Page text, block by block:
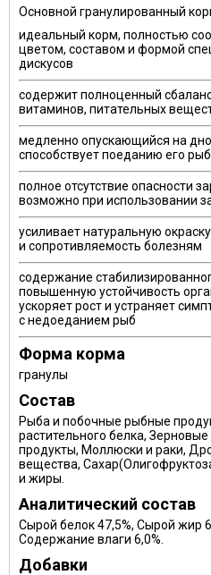
Основной гранулированный
идеальный корм, полностью
цветом, составом и формой
дискусов
содержит полноценный
витаминов, питательных
медленно опускающийся на
способствует поеданию его
полное отсутствие опасности
возможно при использовании
усиливает натуральную
и сопротивляемость болезням
содержание
повышенную устойчивость
ускоряет рост и устраняет
с недоеданием рыб
Форма корма
гранулы
Состав
Рыба и побочные рыбные
растительного белка,
продукты, Моллюски и раки,
вещества,
и жиры.
Аналитический состав
Сырой белок 47,5%, Сырой жир
Содержание влаги 6,0%.
Добавки